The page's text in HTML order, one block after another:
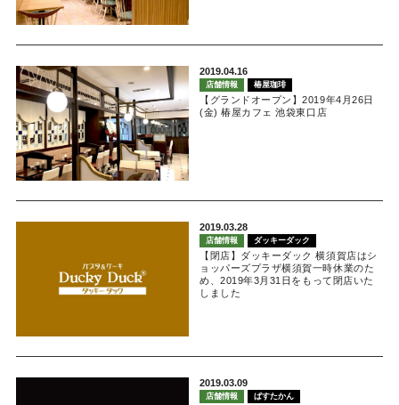
2019.04.16
店舗情報 椿屋珈琲
【グランドオープン】2019年4月26日
(金) 椿屋カフェ 池袋東口店
2019.03.28
店舗情報 ダッキーダック
【閉店】ダッキーダック 横須賀店はシ
ョッパーズプラザ横須賀一時休業のた
め、2019年3月31日をもって閉店いた
しました
2019.03.09
店舗情報 ぱすたかん